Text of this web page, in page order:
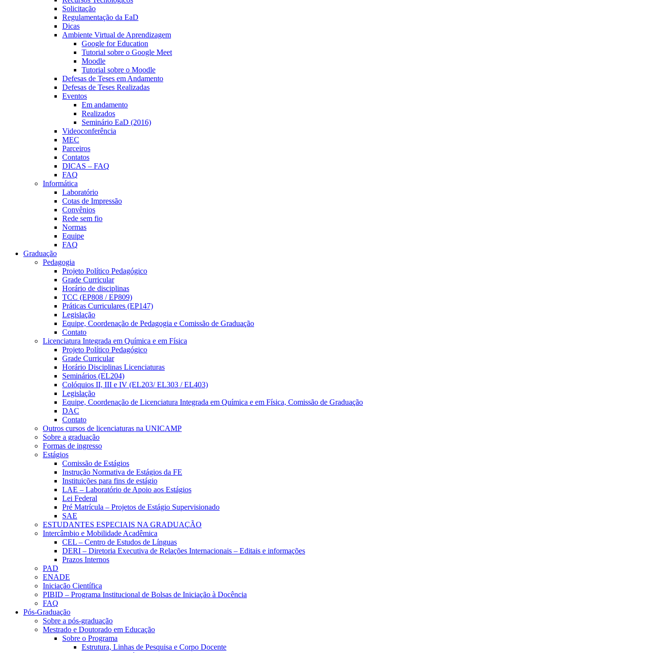
Solicitação
Regulamentação da EaD
Dicas
Ambiente Virtual de Aprendizagem
Google for Education
Tutorial sobre o Google Meet
Moodle
Tutorial sobre o Moodle
Defesas de Teses em Andamento
Defesas de Teses Realizadas
Eventos
Em andamento
Realizados
Seminário EaD (2016)
Videoconferência
MEC
Parceiros
Contatos
DICAS – FAQ
FAQ
Informática
Laboratório
Cotas de Impressão
Convênios
Rede sem fio
Normas
Equipe
FAQ
Graduação
Pedagogia
Projeto Político Pedagógico
Grade Curricular
Horário de disciplinas
TCC (EP808 / EP809)
Práticas Curriculares (EP147)
Legislação
Equipe, Coordenação de Pedagogia e Comissão de Graduação
Contato
Licenciatura Integrada em Química e em Física
Projeto Político Pedagógico
Grade Curricular
Horário Disciplinas Licenciaturas
Seminários (EL204)
Colóquios II, III e IV (EL203/ EL303 / EL403)
Legislação
Equipe, Coordenação de Licenciatura Integrada em Química e em Física, Comissão de Graduação
DAC
Contato
Outros cursos de licenciaturas na UNICAMP
Sobre a graduação
Formas de ingresso
Estágios
Comissão de Estágios
Instrução Normativa de Estágios da FE
Instituições para fins de estágio
LAE – Laboratório de Apoio aos Estágios
Lei Federal
Pré Matrícula – Projetos de Estágio Supervisionado
SAE
ESTUDANTES ESPECIAIS NA GRADUAÇÃO
Intercâmbio e Mobilidade Acadêmica
CEL – Centro de Estudos de Línguas
DERI – Diretoria Executiva de Relações Internacionais – Editais e informações
Prazos Internos
PAD
ENADE
Iniciação Científica
PIBID – Programa Institucional de Bolsas de Iniciação à Docência
FAQ
Pós-Graduação
Sobre a pós-graduação
Mestrado e Doutorado em Educação
Sobre o Programa
Estrutura, Linhas de Pesquisa e Corpo Docente